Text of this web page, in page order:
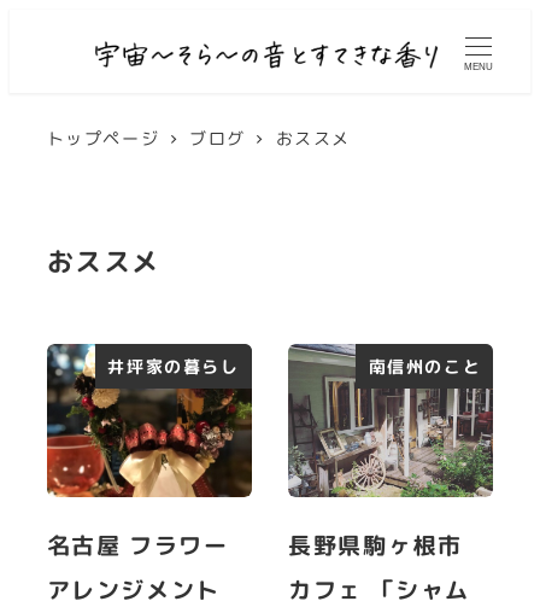
MENU
トップページ ブログ おススメ
おススメ
井坪家の暮らし
名古屋 フラワー
アレンジメント
南信州のこと
長野県駒ヶ根市
カフェ 「シャム